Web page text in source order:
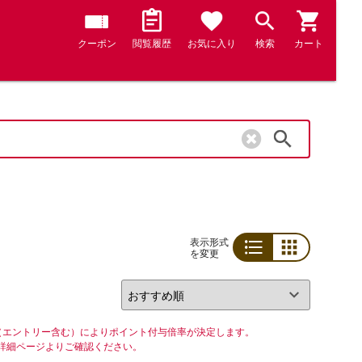
クーポン 閲覧履歴 お気に入り 検索 カート
表示形式
を変更
ントリー含む）によりポイント付与倍率が決定します。
ページよりご確認ください。